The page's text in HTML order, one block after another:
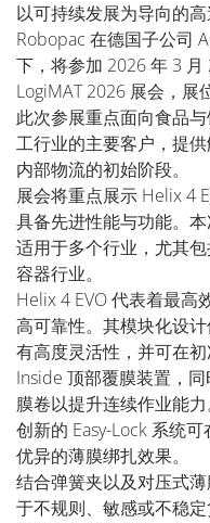
以可持续发展为导向的
Robopac 在德国子公司
下，将参加 2026 年 3
LogiMAT 2026 展会，展
此次参展重点面向食品
工行业的主要客户，提
内部物流的初始阶段。
展会将重点展示 Helix 4
具备先进性能与功能。
适用于多个行业，尤其
容器行业。
Helix 4 EVO 代表着最高
高可靠性。其模块化设
有高度灵活性，并可在
Inside 顶部覆膜装置，
膜卷以提升连续作业能力
创新的 Easy-Lock 系统
优异的薄膜绑扎效果。
结合弹簧夹以及对压式
于不规则、敏感或不稳定